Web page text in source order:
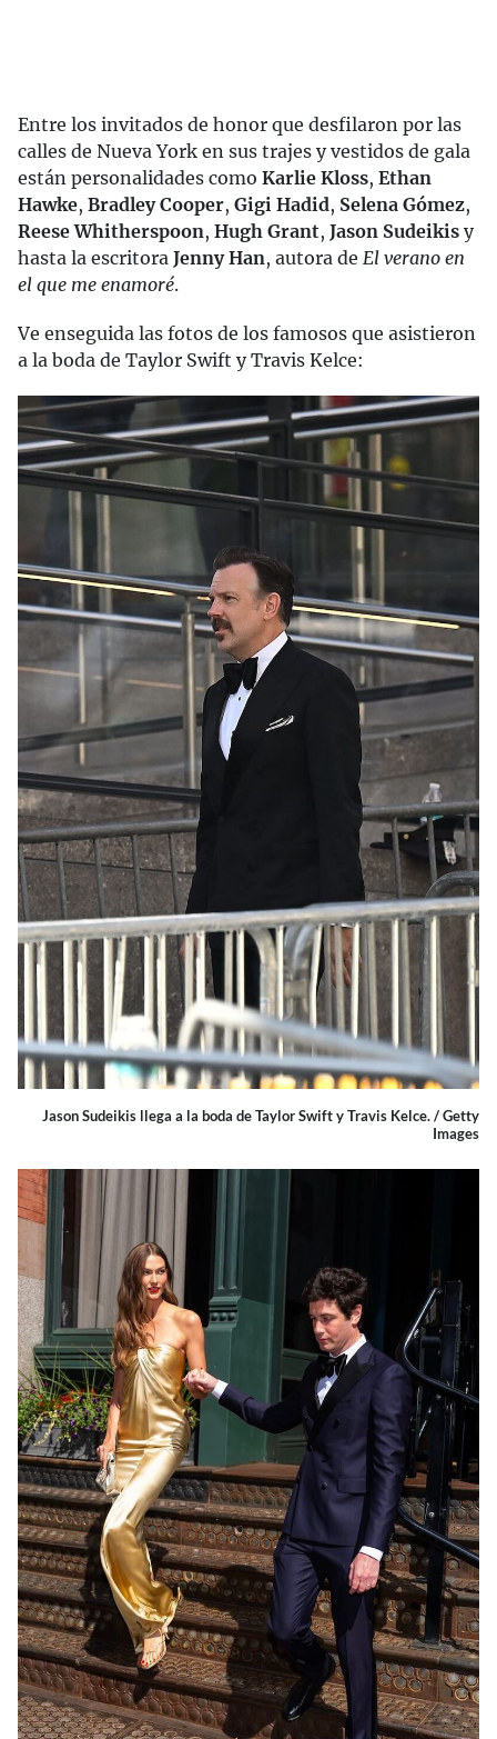
Entre los invitados de honor que desfilaron por las
calles de Nueva York en sus trajes y vestidos de gala
están personalidades como Karlie Kloss, Ethan
Hawke, Bradley Cooper, Gigi Hadid, Selena Gómez,
Reese Whitherspoon, Hugh Grant, Jason Sudeikis y
hasta la escritora Jenny Han, autora de El verano en
el que me enamoré.
Ve enseguida las fotos de los famosos que asistieron
a la boda de Taylor Swift y Travis Kelce:
Jason Sudeikis llega a la boda de Taylor Swift y Travis Kelce. / Getty
Images